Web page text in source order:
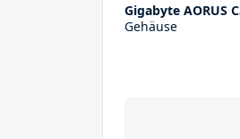
Gigabyte AORUS
Gehäuse